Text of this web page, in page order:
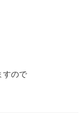
すので